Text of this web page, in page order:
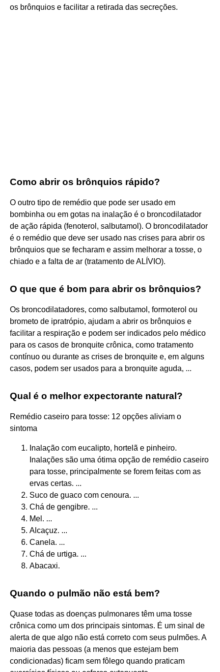
os brônquios e facilitar a retirada das secreções.
Como abrir os brônquios rápido?
O outro tipo de remédio que pode ser usado em
bombinha ou em gotas na inalação é o broncodilatador
de ação rápida (fenoterol, salbutamol). O broncodilatador
é o remédio que deve ser usado nas crises para abrir os
brônquios que se fecharam e assim melhorar a tosse, o
chiado e a falta de ar (tratamento de ALÍVIO).
O que que é bom para abrir os brônquios?
Os broncodilatadores, como salbutamol, formoterol ou
brometo de ipratrópio, ajudam a abrir os brônquios e
facilitar a respiração e podem ser indicados pelo médico
para os casos de bronquite crônica, como tratamento
contínuo ou durante as crises de bronquite e, em alguns
casos, podem ser usados para a bronquite aguda, ...
Qual é o melhor expectorante natural?
Remédio caseiro para tosse: 12 opções aliviam o
sintoma
Inalação com eucalipto, hortelã e pinheiro.
Inalações são uma ótima opção de remédio caseiro
para tosse, principalmente se forem feitas com as
ervas certas. ...
Suco de guaco com cenoura. ...
Chá de gengibre. ...
Mel. ...
Alcaçuz. ...
Canela. ...
Chá de urtiga. ...
Abacaxi.
Quando o pulmão não está bem?
Quase todas as doenças pulmonares têm uma tosse
crônica como um dos principais sintomas. É um sinal de
alerta de que algo não está correto com seus pulmões. A
maioria das pessoas (a menos que estejam bem
condicionadas) ficam sem fôlego quando praticam